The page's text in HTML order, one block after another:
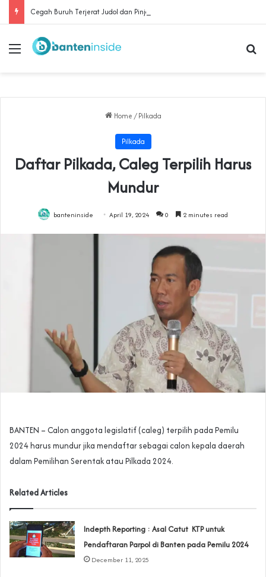
Menu
Home / Pilkada
Pilkada
Daftar Pilkada, Caleg Terpilih Harus
Mundur
banteninside April 19, 2024 0 2 minutes read
BANTEN – Calon anggota legislatif (caleg) terpilih pada Pemilu
2024 harus mundur jika mendaftar sebagai calon kepala daerah
dalam Pemilihan Serentak atau Pilkada 2024.
Related Articles
Indepth Reporting : Asal Catut KTP untuk
Pendaftaran Parpol di Banten pada Pemilu 2024
December 11, 2025